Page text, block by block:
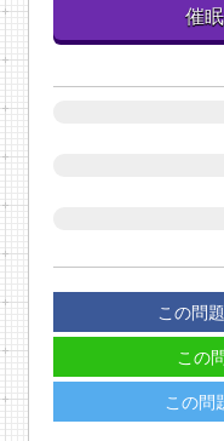
催
この問
この
この問